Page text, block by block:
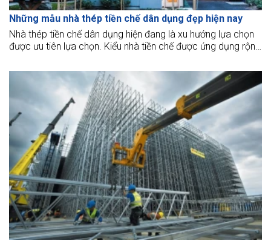
Những mẫu nhà thép tiền chế dân dụng đẹp hiện nay
Nhà thép tiền chế dân dụng hiện đang là xu hướng lựa chọn
được ưu tiên lựa chọn. Kiểu nhà tiền chế được ứng dụng rộng
công ty. Mô hình tích hợp làm nơi sản xuất kinh doanh vừa
nơi nghỉ ngơi, sinh hoạt thoải mái vừa có tính thẩm mỹ cao.